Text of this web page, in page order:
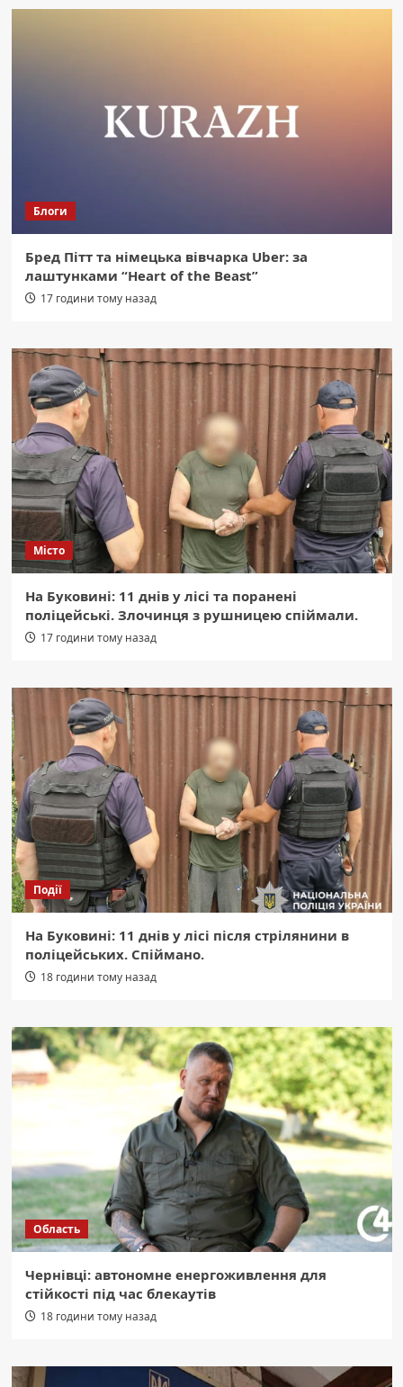
Блоги
Бред Пітт та німецька вівчарка Uber: за
лаштунками “Heart of the Beast”
17 години тому назад
Місто
На Буковині: 11 днів у лісі та поранені
поліцейські. Злочинця з рушницею спіймали.
17 години тому назад
Події
На Буковині: 11 днів у лісі після стрілянини в
поліцейських. Спіймано.
18 години тому назад
Область
Чернівці: автономне енергоживлення для
стійкості під час блекаутів
18 години тому назад